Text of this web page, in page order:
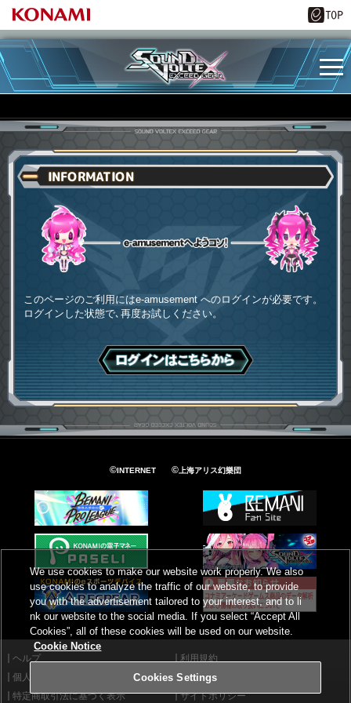
INFORMATION
このページのご利用にはe-amusement へのログインが必要です。
ログインした状態で､再度お試しください。
ログインはこちら
©INTERNET ©上海アリス幻樂団
ヘルプ
利用規約
個人情報等保護方針
外部送信について
特定商取引法に基づく表示
サイトポリシー
We use cookies to make our website work properly. We also
use cookies to analyze the traffic of our website, to provide
you with the advertisement tailored to your interest, and to li
nk our website to the social media. If you select “Accept All
Cookies”, all of these cookies will be used on our website.
Cookie Notice
Cookies Settings